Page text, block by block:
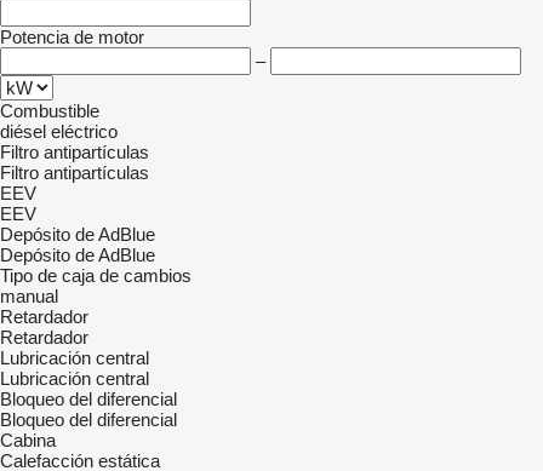
Potencia de motor
–
Combustible
diésel eléctrico
Filtro antipartículas
Filtro antipartículas
EEV
EEV
Depósito de AdBlue
Depósito de AdBlue
Tipo de caja de cambios
manual
Retardador
Retardador
Lubricación central
Lubricación central
Bloqueo del diferencial
Bloqueo del diferencial
Cabina
Calefacción estática